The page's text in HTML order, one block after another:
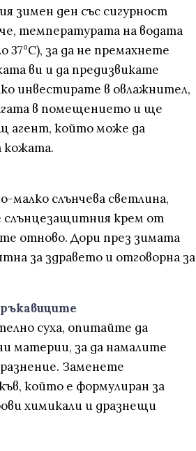
зимен ден със сигурност
температурата на водата
37°C), за да не премахнете
ви и да предизвикате
инвестирате в овлажнител,
в помещението и ще
агент, който може да
кожата.
слънчева светлина,
слънцезащитния крем от
отново. Дори през зимата
за здравето и отговорна за
суха, опитайте да
материи, за да намалите
Заменете
който е формулиран за
химикали и дразнещи